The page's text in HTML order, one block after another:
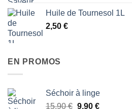
Huile de Tournesol 1L
2,50 €
EN PROMOS
Séchoir à linge
15,90€ Le
9,90 €Le